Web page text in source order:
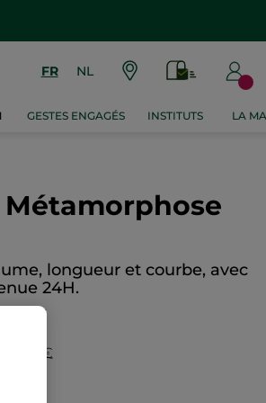
FR NL
GESTES ENGAGÉS INSTITUTS LA
Métamorphose
longueur et courbe, avec
24H.
AVIS
59,80 €